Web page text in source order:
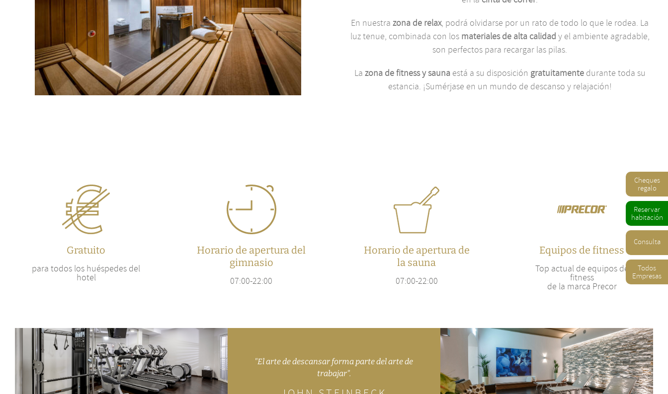
Cheques
regalo
Reservar
habitación
Consulta
Todos
Empresas
En nuestra zona de relax, podrá olvidarse por un rato de todo lo que le rodea. La
luz tenue, combinada con losmateriales de alta calidad y el ambiente agradable,
son perfectos para recargar las pilas.
La zona de fitness y saunaestá a su disposición gratuitamentedurante toda su
estancia. ¡Sumérjase en un mundo de descanso y relajación!
Gratuito
para todos los huéspedes del
hotel
Horario de apertura del
gimnasio
07:00-22:00
Horario de apertura de
la sauna
07:00-22:00
Equipos de fitness
Top actual de equipos de
fitness
de la marca Precor
"El arte de descansar forma parte del arte de
trabajar".